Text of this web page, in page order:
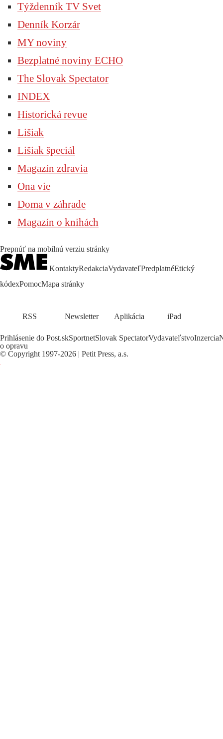
Týždenník TV Svet
Denník Korzár
MY noviny
Bezplatné noviny ECHO
The Slovak Spectator
INDEX
Historická revue
Lišiak
Lišiak špeciál
Magazín zdravia
Ona vie
Doma v záhrade
Magazín o knihách
Prepnúť na mobilnú verziu stránky
KontaktyRedakciaVydavateľPredplatnéEtický
kódexPomocMapa stránky
RSS Newsletter Aplikácia iPad
Prihlásenie do Post.skSportnetSlovak SpectatorVydavateľstvoInzercia
o opravu
© Copyright 1997-2026 | Petit Press, a.s.